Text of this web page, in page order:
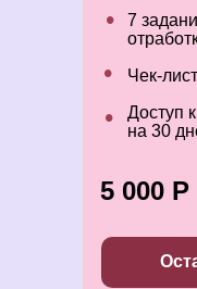
5 000 Р
•
•
•
7
Чек-
Доступ
на 30